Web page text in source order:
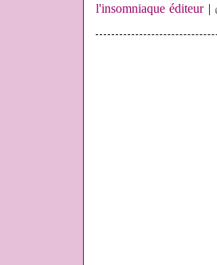
l'insomniaque éditeur|